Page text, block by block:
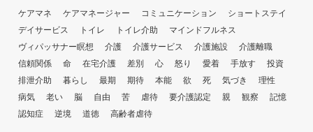
ケアマネ ケアマネージャー コミュニケーション
ショートステイ
デイサービス
トイレ トイレ介助
マインドフルネス
ヴィパッサナー瞑想
介護 介護サービス 介護施設
介護離職
信頼関係
命 在宅介護 差別 心 怒り 愛着 手放す
投資
排泄介助
暮らし 最期 期待 本能 欲 死 気づき
理性
病気
老い 脳 自由 苦 虐待 要介護認定 親 観察
記憶
認知症
逆境 道徳 高齢者虐待